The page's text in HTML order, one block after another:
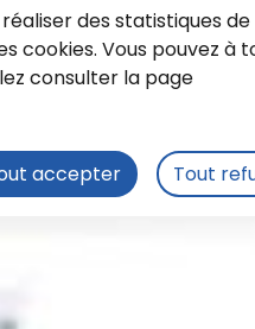
des statistiques de
cookies. Vous pouvez à
consulter la page
accepter Tout